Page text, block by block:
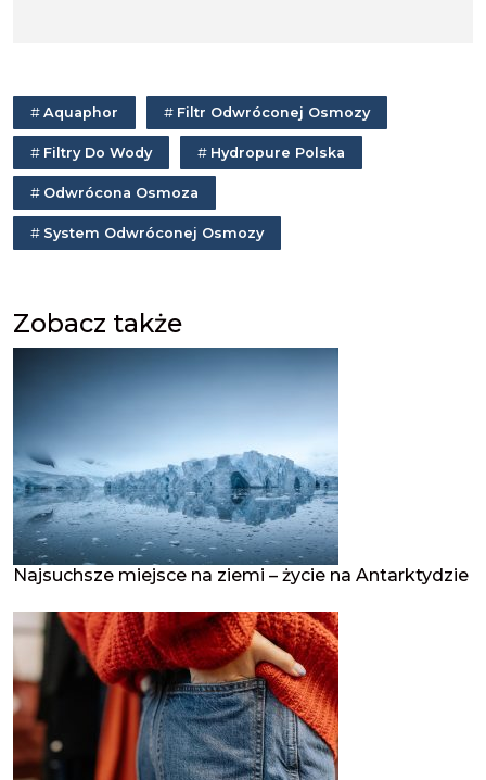
Aquaphor Filtr Odwróconej Osmozy
Filtry Do Wody Hydropure Polska
Odwrócona Osmoza
System Odwróconej Osmozy
Zobacz także
Najsuchsze miejsce na ziemi – życie na Antarktydzie